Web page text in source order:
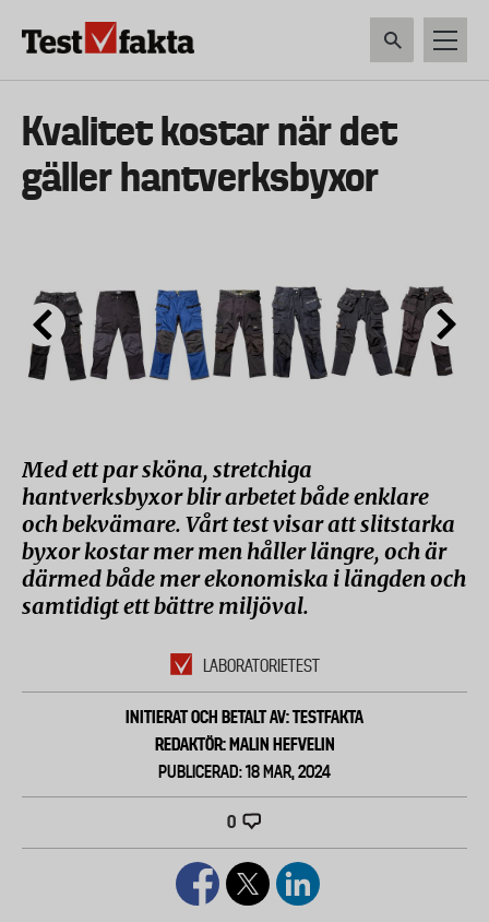
Huvudmeny
ny
Kvalitet kostar när det
gäller hantverksbyxor
Med ett par sköna, stretchiga
hantverksbyxor blir arbetet både enklare
och bekvämare. Vårt test visar att slitstarka
byxor kostar mer men håller längre, och är
därmed både mer ekonomiska i längden och
samtidigt ett bättre miljöval.
LABORATORIETEST
INITIERAT OCH BETALT AV: TESTFAKTA
REDAKTÖR: MALIN HEFVELIN
PUBLICERAD: 18 MAR, 2024
0